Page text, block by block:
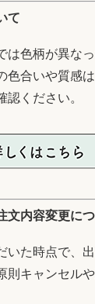
て
は色柄が異な
色合いや質感
認ください。
文内容変更に
いた時点で、
則キャンセル